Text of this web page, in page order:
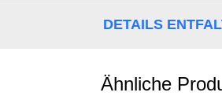
DETAILS
Ähnliche